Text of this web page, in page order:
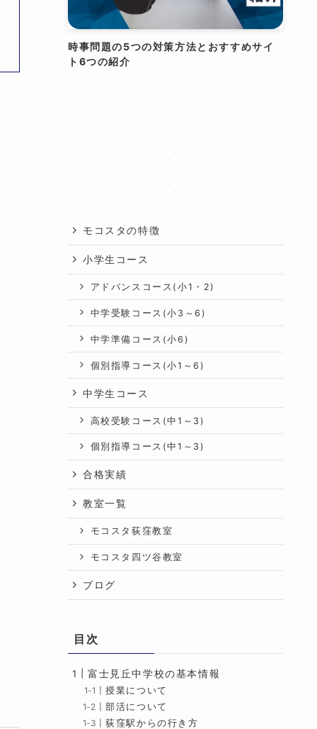
時事問題の5つの対策方法とおすすめサイ
ト6つの紹介
モコスタの特徴
小学生コース
アドバンスコース(小1・2)
中学受験コース(小3～6)
中学準備コース(小6)
個別指導コース(小1～6)
中学生コース
高校受験コース(中1～3)
個別指導コース(中1～3)
合格実績
教室一覧
モコスタ荻窪教室
モコスタ四ツ谷教室
ブログ
目次
富士見丘中学校の基本情報
授業について
部活について
荻窪駅からの行き方